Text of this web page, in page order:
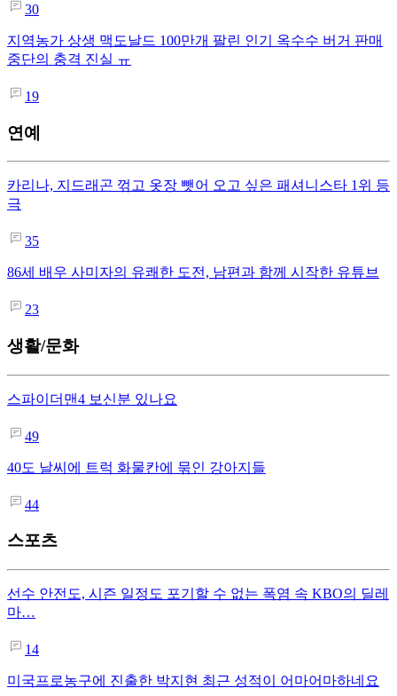
30
지역농가 상생 맥도날드 100만개 팔린 인기 옥수수 버거 판매
중단의 충격 진실 ㅠ
19
연예
카리나, 지드래곤 꺾고 옷장 뺏어 오고 싶은 패셔니스타 1위 등
극
35
86세 배우 사미자의 유쾌한 도전, 남편과 함께 시작한 유튜브
23
생활/문화
스파이더맨4 보신분 있나요
49
40도 날씨에 트럭 화물칸에 묶인 강아지들
44
스포츠
선수 안전도, 시즌 일정도 포기할 수 없는 폭염 속 KBO의 딜레
마…
14
미국프로농구에 진출한 박지현 최근 성적이 어마어마하네요